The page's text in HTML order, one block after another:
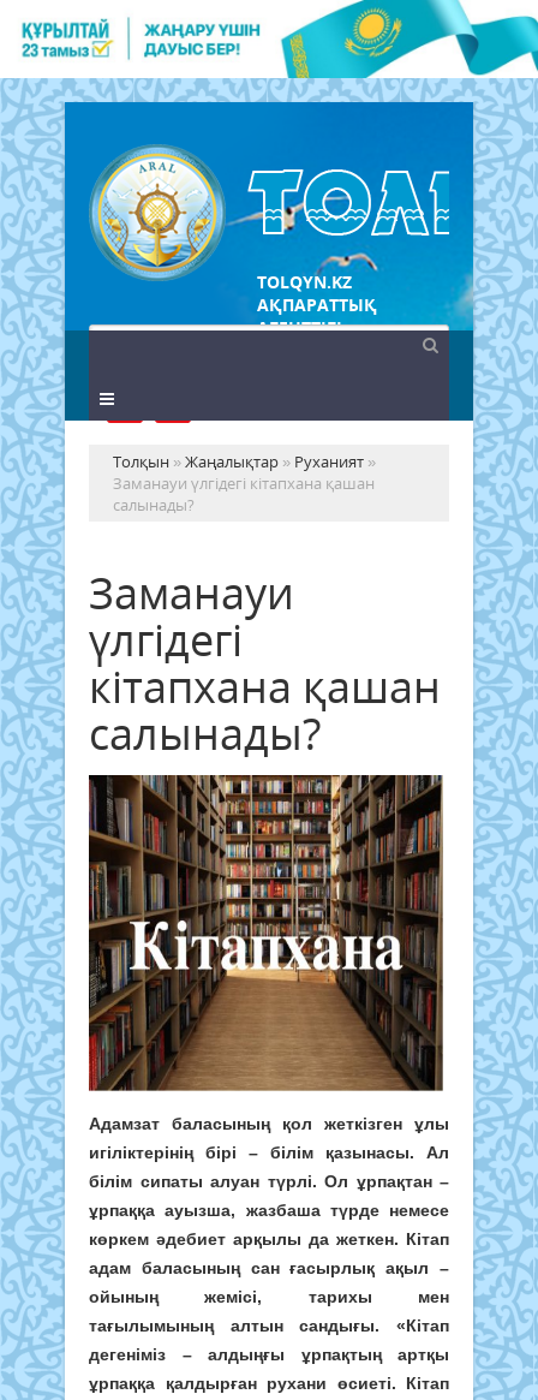
TOLQYN.KZ
АҚПАРАТТЫҚ
АГЕНТТІГІ
Толқын »Жаңалықтар » Руханият »
Заманауи үлгідегі кітапхана қашан
салынады?
Заманауи
үлгідегі
кітапхана қашан
салынады?
Адамзат баласының қол жеткізген ұлы
игіліктерінің бірі – білім қазынасы. Ал
білім сипаты алуан түрлі. Ол ұрпақтан –
ұрпаққа ауызша, жазбаша түрде немесе
көркем әдебиет арқылы да жеткен. Кітап
адам баласының сан ғасырлық ақыл –
ойының жемісі, тарихы мен
тағылымының алтын сандығы. «Кітап
дегеніміз – алдыңғы ұрпақтың артқы
ұрпаққа қалдырған рухани өсиеті. Кітап